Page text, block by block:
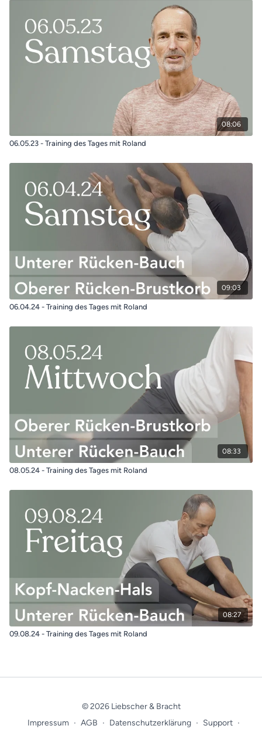
08:06
06.05.23 - Training des Tages mit Roland
09:03
06.04.24 - Training des Tages mit Roland
08:33
08.05.24 - Training des Tages mit Roland
08:27
09.08.24 - Training des Tages mit Roland
© 2026 Liebscher & Bracht
Impressum ∙ AGB ∙ Datenschutzerklärung ∙ Support ∙